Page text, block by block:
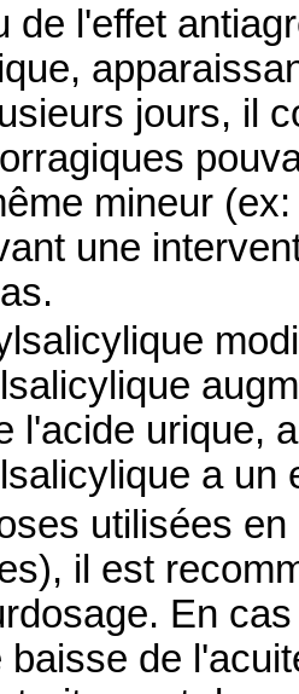
de l'effet
jours, il
mineur
une
l'acide urique,
a un
utilisées
il est
En
baisse de